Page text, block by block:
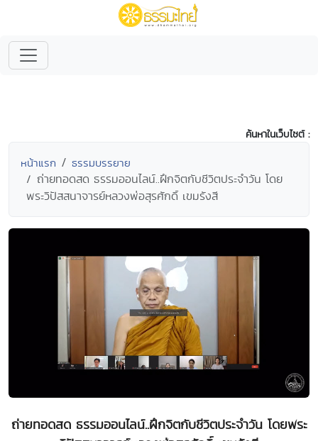
ค้นหาในเว็บไซต์ :
หน้าแรก ธรรมบรรยาย
ถ่ายทอดสด ธรรมออนไลน์..ฝึกจิตกับชีวิตประจำวัน โดย
พระวิปัสสนาจารย์หลวงพ่อสุรศักดิ์ เขมรังสี
ถ่ายทอดสด ธรรมออนไลน์..ฝึกจิตกับชีวิตประจำวัน โดยพระ